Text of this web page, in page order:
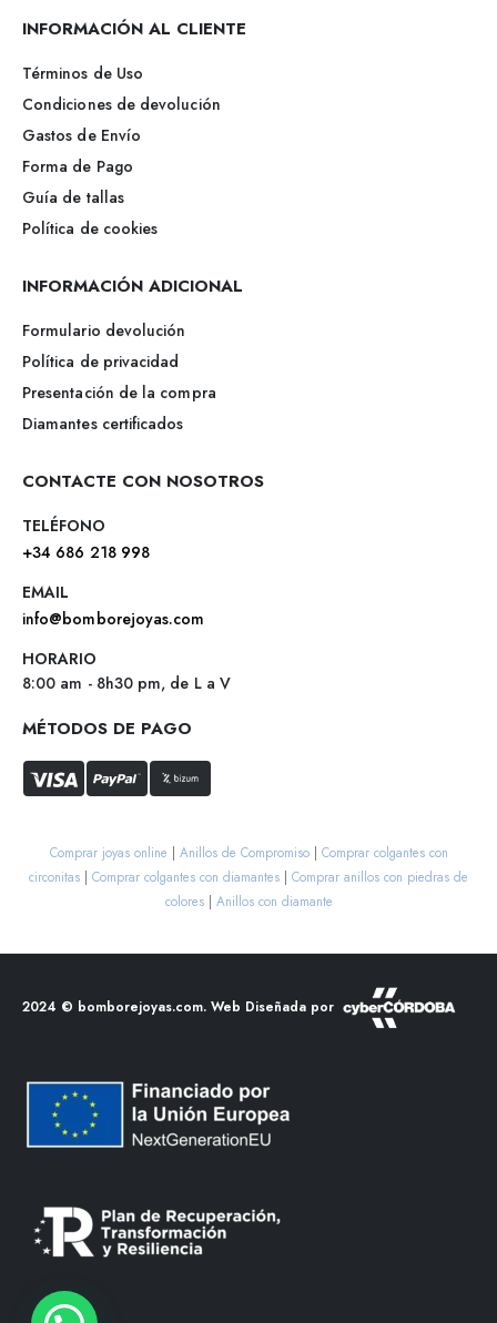
INFORMACIÓN AL CLIENTE
Términos de Uso
Condiciones de devolución
Gastos de Envío
Forma de Pago
Guía de tallas
Política de cookies
INFORMACIÓN ADICIONAL
Formulario devolución
Política de privacidad
Presentación de la compra
Diamantes certificados
CONTACTE CON NOSOTROS
TELÉFONO
+34 686 218 998
EMAIL
info@bomborejoyas.com
HORARIO
8:00 am - 8h30 pm, de L a V
MÉTODOS DE PAGO
Comprar joyas online | Anillos de Compromiso| Comprar colgantes con
circonitas | Comprar colgantes con diamantes | Comprar anillos con piedras de
colores| Anillos con diamante
2024 © bomborejoyas.com. Web Diseñada por